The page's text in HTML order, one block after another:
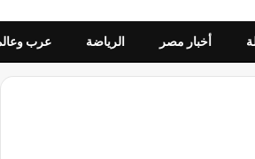
أخبار مصر الرياضة عرب